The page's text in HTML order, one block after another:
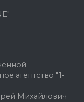
агентство "1-
Михайлович